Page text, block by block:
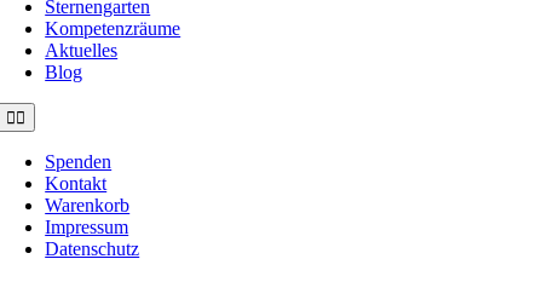
Sternengarten
Kompetenzräume
Aktuelles
Blog
Toggle
Navigation
Spenden
Kontakt
Warenkorb
Impressum
Datenschutz